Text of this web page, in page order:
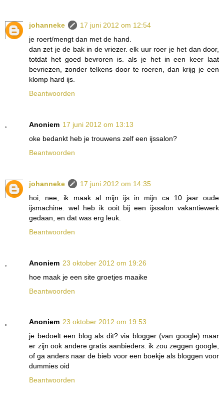
johanneke
17 juni 2012 om 12:54
je roert/mengt dan met de hand.
dan zet je de bak in de vriezer. elk uur roer je het dan door,
totdat het goed bevroren is. als je het in een keer laat
bevriezen, zonder telkens door te roeren, dan krijg je een
klomp hard ijs.
Beantwoorden
Anoniem 17 juni 2012 om 13:13
oke bedankt heb je trouwens zelf een ijssalon?
Beantwoorden
johanneke
17 juni 2012 om 14:35
hoi, nee, ik maak al mijn ijs in mijn ca 10 jaar oude
ijsmachine. wel heb ik ooit bij een ijssalon vakantiewerk
gedaan, en dat was erg leuk.
Beantwoorden
Anoniem 23 oktober 2012 om 19:26
hoe maak je een site groetjes maaike
Beantwoorden
Anoniem 23 oktober 2012 om 19:53
je bedoelt een blog als dit? via blogger (van google) maar
er zijn ook andere gratis aanbieders. ik zou zeggen google,
of ga anders naar de bieb voor een boekje als bloggen voor
dummies oid
Beantwoorden